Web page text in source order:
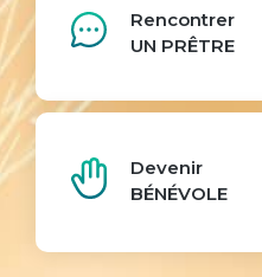
Rencontrer
UN PRÊTRE
Devenir
BÉNÉVOLE